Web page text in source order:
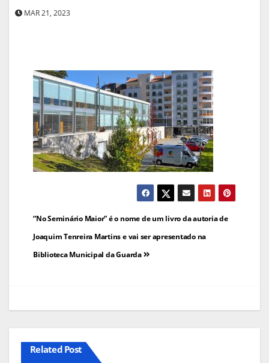
MAR 21, 2023
Navegação
de
artigos
“No Seminário Maior” é o nome de um livro da autoria de
Joaquim Tenreira Martins e vai ser apresentado na
Biblioteca Municipal da Guarda
Related Post